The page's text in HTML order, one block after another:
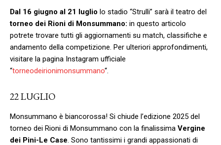
Dal 16 giugno al 21 luglio lo stadio “Strulli” sarà il teatro del
torneo dei Rioni di Monsummano: in questo articolo
potrete trovare tutti gli aggiornamenti su match, classifiche e
andamento della competizione. Per ulteriori approfondimenti,
visitare la pagina Instagram ufficiale
“torneodeirionimonsummano“.
22 LUGLIO
Monsummano è biancorossa! Si chiude l’edizione 2025 del
torneo dei Rioni di Monsummano con la finalissima Vergine
dei Pini-Le Case. Sono tantissimi i grandi appassionati di